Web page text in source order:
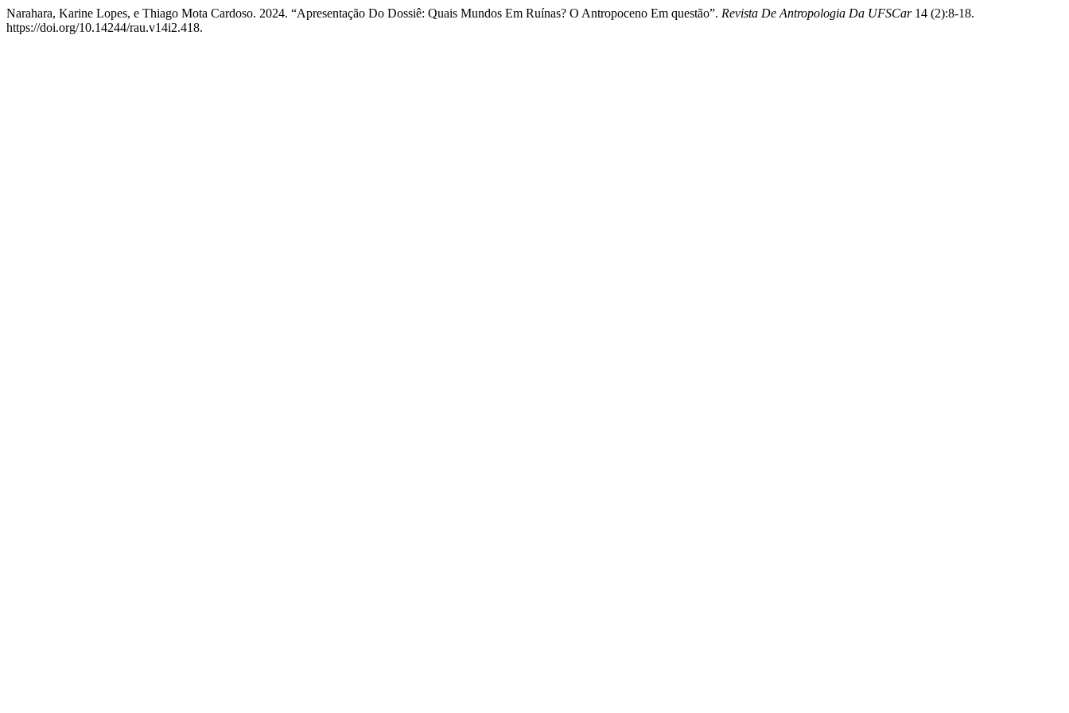
Narahara, Karine Lopes, e Thiago Mota Cardoso. 2024. “Apresentação Do Dossiê: Quais Mundos Em Ruínas? O Antropoceno Em questão”. Revista De Antropologia Da UFSCar14 (2):8-18.
https://doi.org/10.14244/rau.v14i2.418.